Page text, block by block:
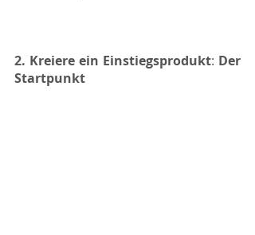
2. Kreiere ein Einstiegsprodukt: Der
Startpunkt